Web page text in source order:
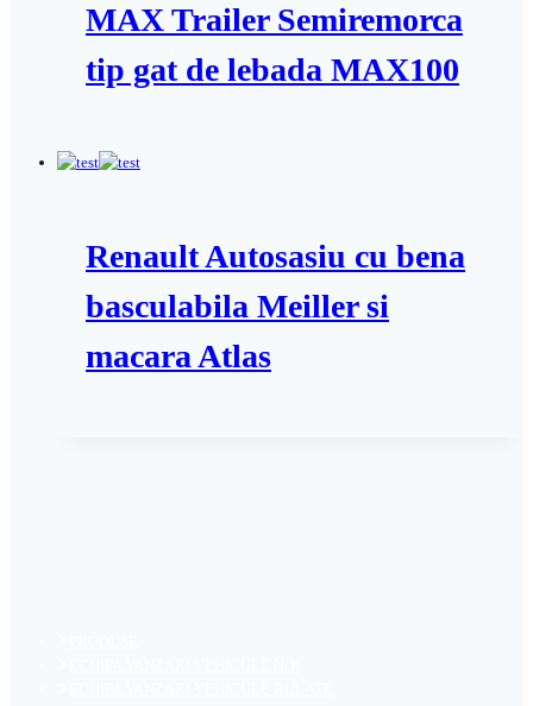
MAX Trailer Semiremorca
tip gat de lebada MAX100
Renault Autosasiu cu bena
basculabila Meiller si
macara Atlas